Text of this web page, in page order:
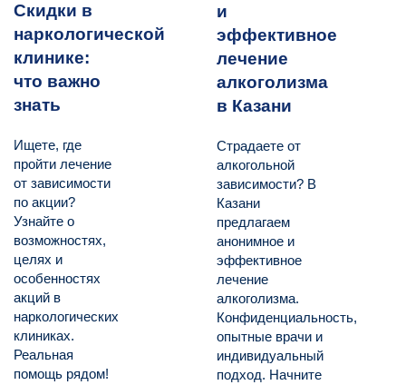
Скидки в
наркологической
клинике:
что важно
знать
Ищете, где
пройти лечение
от зависимости
по акции?
Узнайте о
возможностях,
целях и
особенностях
акций в
наркологических
клиниках.
Реальная
помощь рядом!
и
эффективное
лечение
алкоголизма
в Казани
Страдаете от
алкогольной
зависимости? В
Казани
предлагаем
анонимное и
эффективное
лечение
алкоголизма.
Конфиденциальность,
опытные врачи и
индивидуальный
подход. Начните